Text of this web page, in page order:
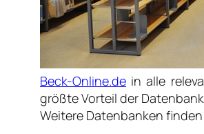
Beck-Online.de in alle
größte Vorteil der
Weitere Datenbanken